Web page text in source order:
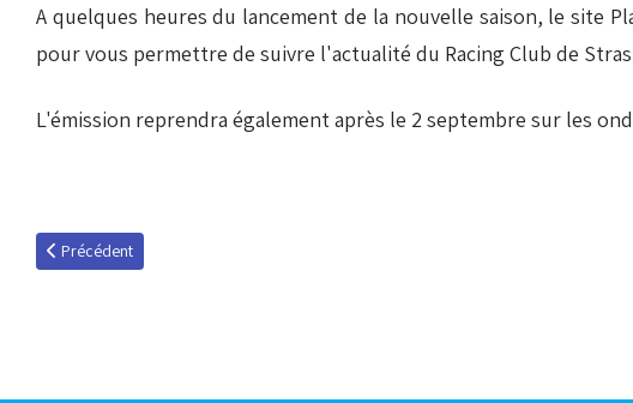
A quelques heures du lancement de la nouvelle saison, le
pour vous permettre de suivre l'actualité du Racing Club de
L'émission reprendra également après le 2 septembre sur les
Article précédent : Présentation du nouveau site
Précédent